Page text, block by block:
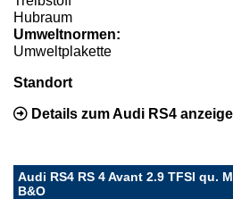
Hubraum
Umweltnormen:
Umweltplakette
Standort
Details zum Audi RS4
Audi RS4 RS 4 Avant 2.9 TFSI qu.
B&O